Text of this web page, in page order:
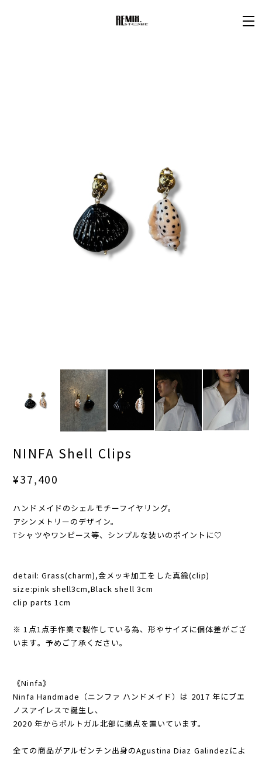
NINFA Shell Clips
¥37,400
ハンドメイドのシェルモチーフイヤリング。
アシンメトリーのデザイン。
Tシャツやワンピース等、シンプルな装いのポイントに♡
detail: Grass(charm),金メッキ加工をした真鍮(clip)
size:pink shell3cm,Black shell 3cm
clip parts 1cm
※ 1点1点手作業で製作している為、形やサイズに個体差がござ
います。予めご了承ください。
《Ninfa》
Ninfa Handmade（ニンファ ハンドメイド）は 2017 年にブエ
ノスアイレスで誕生し、
2020 年からポルトガル北部に拠点を置いています。
全ての商品がアルゼンチン出身のAgustina Diaz Galindezによ